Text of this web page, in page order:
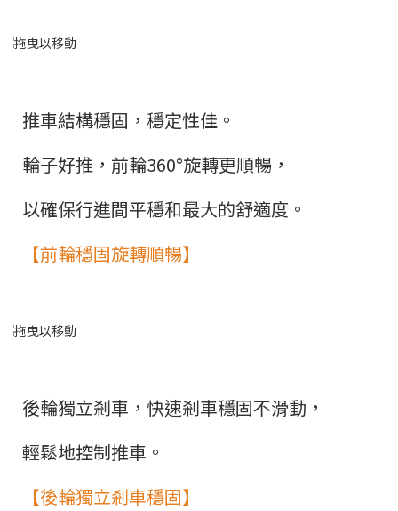
推車結構穩固，穩定性佳。
輪子好推，前輪360°旋轉更順暢，
以確保行進間平穩和最大的舒適度。
【前輪穩固旋轉順暢】
後輪獨立剎車，快速剎車穩固不滑動，
輕鬆地控制推車。
【後輪獨立剎車穩固】